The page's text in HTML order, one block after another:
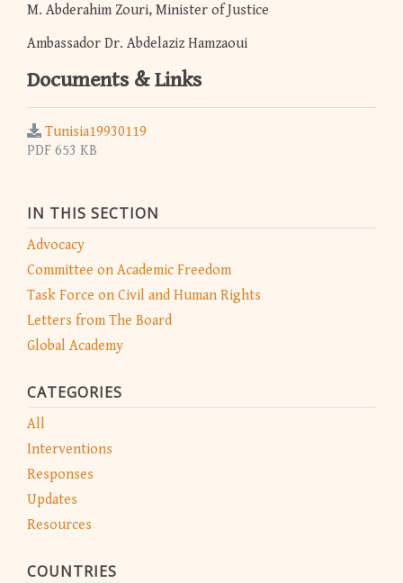
IN THIS SECTION
Advocacy
Committee on Academic Freedom
Task Force on Civil and Human Rights
Letters from The Board
Global Academy
CATEGORIES
All
Interventions
Responses
Updates
Resources
COUNTRIES
M. Abderahim Zouri, Minister of Justice
Ambassador Dr. Abdelaziz Hamzaoui
Documents & Links
Tunisia19930119
PDF 653 KB